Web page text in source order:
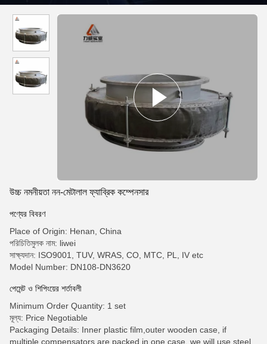
উচ্চ নমনীয়তা নন-মেটালাল ফ্যাব্রিক কম্পেনসার
পণ্যের বিবরণ
Place of Origin: Henan, China
পরিচিতিমুলক নাম: liwei
সাক্ষ্যদান: ISO9001, TUV, WRAS, CO, MTC, PL, IV etc
Model Number: DN108-DN3620
পেমেন্ট ও শিপিংয়ের শর্তাবলী
Minimum Order Quantity: 1 set
মূল্য: Price Negotiable
Packaging Details: Inner plastic film,outer wooden case, if
multiple compensators are packed in one case, we will use steel